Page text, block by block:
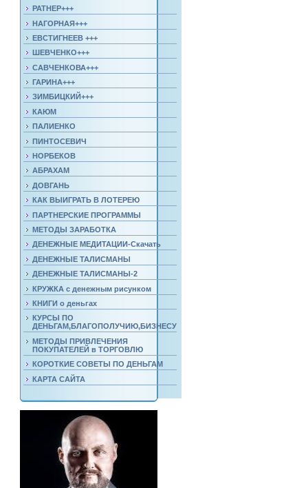
РАТНЕР+++
НАГОРНАЯ+++
ЕВСТИГНЕЕВ +++
ШЕВЧЕНКО+++
САВЧЕНКОВА+++
ГАРИНА+++
ЗИМБИЦКИЙ+++
КАЮМ
ПАЛИЕНКО
ПИНТОСЕВИЧ
НОРБЕКОВ
АБРАХАМ
ДОВГАНЬ
КАК ВЫИГРАТЬ В ЛОТЕРЕЮ
ПАРТНЕРСКИЕ ПРОГРАММЫ
МЕТОДЫ ЗАРАБОТКА
ДЕНЕЖНЫЕ МЕДИТАЦИИ-Скачать
ДЕНЕЖНЫЕ ТАЛИСМАНЫ
ДЕНЕЖНЫЕ ТАЛИСМАНЫ-2
КРУЖКА с денежным рисунком
КНИГИ о деньгах
КУРСЫ ПО
ДЕНЬГАМ,БЛАГОПОЛУЧИЮ,БИЗНЕСУ
МЕТОДЫ ПРИВЛЕЧЕНИЯ
ПОКУПАТЕЛЕЙ в ТОРГОВЛЮ
КОРОТКИЕ СОВЕТЫ ПО ДЕНЬГАМ
КАРТА САЙТА